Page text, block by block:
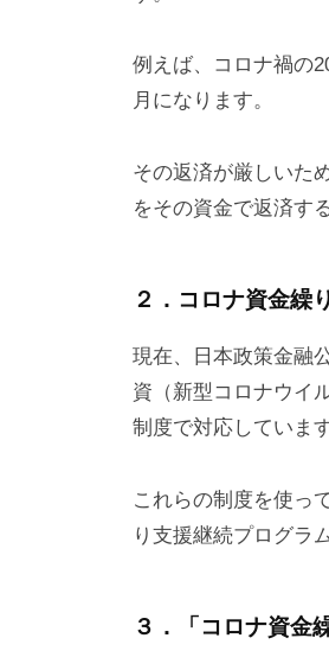
例えば、コロナ禍の
月になります。
その返済が厳しいた
をその資金で返済す
２．コロナ資金繰
現在、日本政策金融
資（新型コロナウイ
制度で対応しています
これらの制度を使っ
り支援継続プログラ
３．「コロナ資金